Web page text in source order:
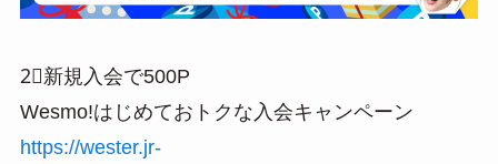
2⃣新規入会で500P
Wesmo!はじめておトクな入会キャンペーン
https://wester.jr-